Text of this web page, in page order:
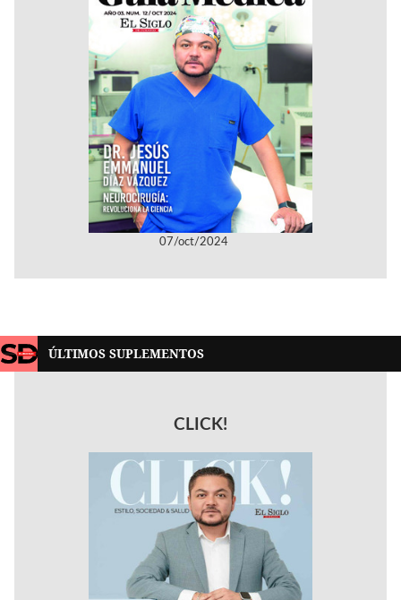
07/oct/2024
ÚLTIMOS SUPLEMENTOS
CLICK!